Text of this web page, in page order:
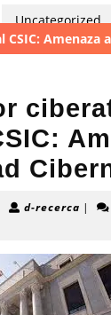
Uncategorized
Amenaza
d-recercad-|